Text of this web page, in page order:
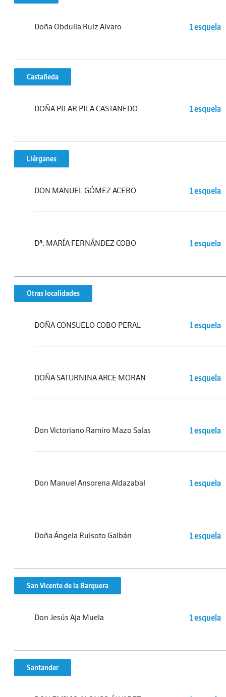
Doña Obdulia Ruiz Alvaro 1 esquela
Castañeda
DOÑA PILAR PILA CASTANEDO 1 esquela
Liérganes
DON MANUEL GÓMEZ ACEBO 1 esquela
Dª. MARÍA FERNÁNDEZ COBO 1 esquela
Otras localidades
DOÑA CONSUELO COBO PERAL 1 esquela
DOÑA SATURNINA ARCE MORAN 1 esquela
Don Victoriano Ramiro Mazo Salas 1 esquela
Don Manuel Ansorena Aldazabal 1 esquela
Doña Ángela Ruisoto Galbán 1 esquela
San Vicente de la Barquera
Don Jesús Aja Muela 1 esquela
Santander